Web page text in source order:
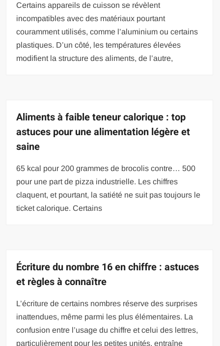
Certains appareils de cuisson se révèlent
incompatibles avec des matériaux pourtant
couramment utilisés, comme l’aluminium ou certains
plastiques. D’un côté, les températures élevées
modifient la structure des aliments, de l’autre,
Aliments à faible teneur calorique : top
astuces pour une alimentation légère et
saine
65 kcal pour 200 grammes de brocolis contre… 500
pour une part de pizza industrielle. Les chiffres
claquent, et pourtant, la satiété ne suit pas toujours le
ticket calorique. Certains
Écriture du nombre 16 en chiffre : astuces
et règles à connaître
L’écriture de certains nombres réserve des surprises
inattendues, même parmi les plus élémentaires. La
confusion entre l’usage du chiffre et celui des lettres,
particulièrement pour les petites unités, entraîne